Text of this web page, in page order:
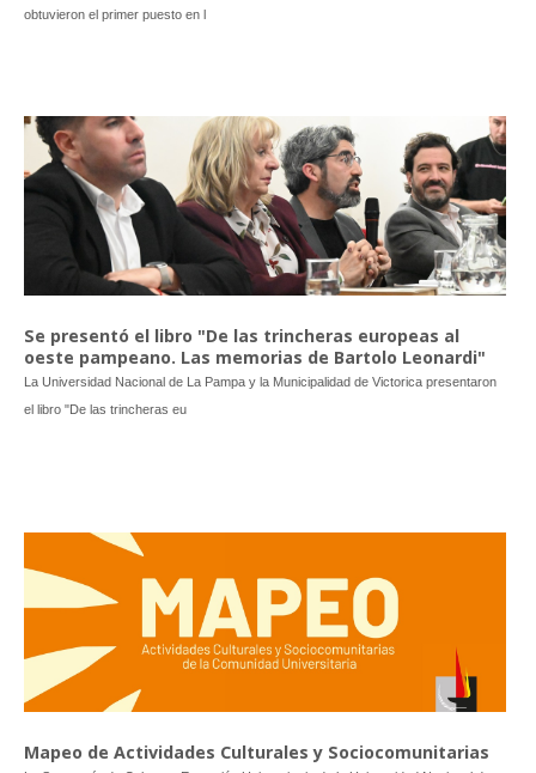
obtuvieron el primer puesto en l
Se presentó el libro "De las trincheras europeas al
oeste pampeano. Las memorias de Bartolo Leonardi"
La Universidad Nacional de La Pampa y la Municipalidad de Victorica presentaron
el libro "De las trincheras eu
Mapeo de Actividades Culturales y Sociocomunitarias